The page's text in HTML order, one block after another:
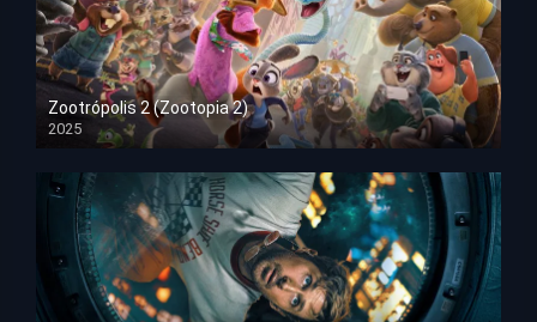
Zootrópolis 2 (Zootopia 2)
2025
HD 1080p